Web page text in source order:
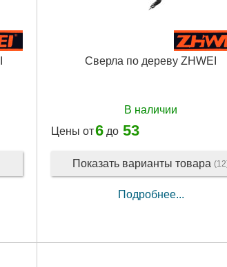
Сверла по дереву ZHWEI
В наличии
Цены от6 до 53
Показать варианты товара
Подробнее...